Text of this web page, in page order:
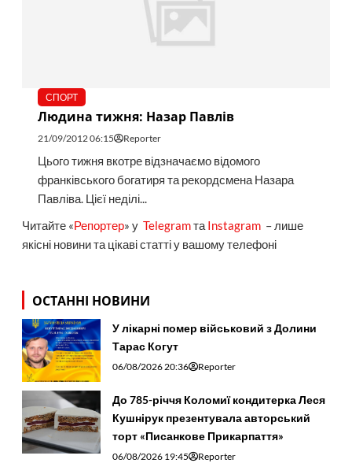
СПОРТ
Людина тижня: Назар Павлів
21/09/2012 06:15 Reporter
Цього тижня вкотре відзначаємо відомого
франківського богатиря та рекорд­смена Назара
Павліва. Цієї неділі...
Читайте «Репортер» у Telegramта Instagram– лише
якісні новини та цікаві статті у вашому телефоні
ОСТАННІ НОВИНИ
У лікарні помер військовий з Долини
Тарас Когут
06/08/2026 20:36 Reporter
До 785-річчя Коломиї кондитерка Леся
Кушнірук презентувала авторський
торт «Писанкове Прикарпаття»
06/08/2026 19:45 Reporter